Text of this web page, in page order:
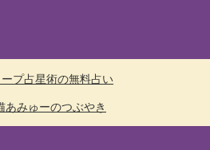
プ占星術の無料占い
あみゅーのつぶやき